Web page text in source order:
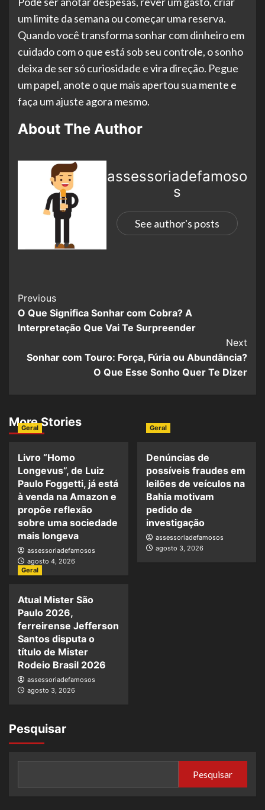
um limite da semana ou começar uma reserva.
Quando você transforma sonhar com dinheiro em
cuidado com o que está sob seu controle, o sonho
deixa de ser só curiosidade e vira direção. Pegue
um papel, anote o que mais apertou sua mente e
faça um ajuste agora mesmo.
About The Author
assessoriadefamoso
s
See author's posts
Previous
O Que Significa Sonhar com Cobra? A
Interpretação Que Vai Te Surpreender
Next
Sonhar com Touro: Força, Fúria ou Abundância?
O Que Esse Sonho Quer Te Dizer
More Stories
Geral
Livro “Homo
Longevus”, de Luiz
Paulo Foggetti, já está
à venda na Amazon e
propõe reflexão
sobre uma sociedade
mais longeva
assessoriadefamosos
agosto 4, 2026
Geral
Denúncias de
possíveis fraudes em
leilões de veículos na
Bahia motivam
pedido de
investigação
assessoriadefamosos
agosto 3, 2026
Geral
Atual Mister São
Paulo 2026,
ferreirense Jefferson
Santos disputa o
título de Mister
Rodeio Brasil 2026
assessoriadefamosos
agosto 3, 2026
Pesquisar
Pesquisar